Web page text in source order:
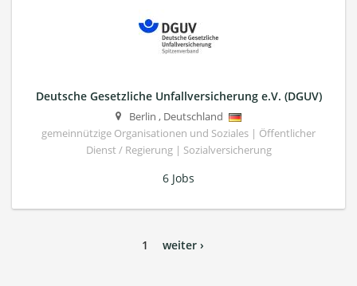
Deutsche Gesetzliche Unfallversicherung e.V. (DGUV)
Berlin , Deutschland
gemeinnützige Organisationen und Soziales | Öffentlicher
Dienst / Regierung | Sozialversicherung
6 Jobs
1 weiter ›